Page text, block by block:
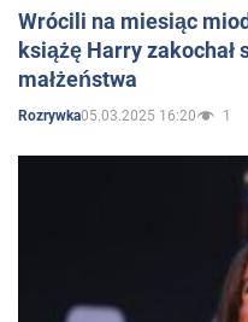
Wrócili na miesiąc
książę Harry
małżeństwa
Rozrywka05.03.2025 16:20 1